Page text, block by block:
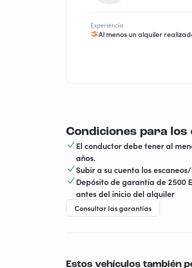
Experiencia
Al menos un alquiler
Condiciones para
El conductor debe tener al
años.
Subir a su cuenta los
Depósito de garantía de 2500
antes del inicio del alquiler
Consultar las garantías
Estos vehículos también